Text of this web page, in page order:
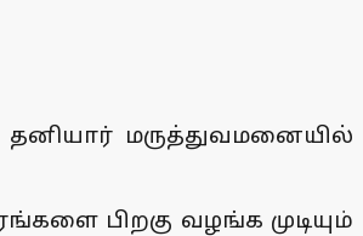
மருத்துவமனையில்
பிறகு வழங்க முடியும்